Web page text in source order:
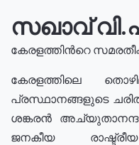
സഖാവ്
കേരളത്തിൻറെ
കേരളത്തിലെ
പ്രസ്ഥാനങ്ങളുടെ
ശങ്കരൻ
ജനകീയ